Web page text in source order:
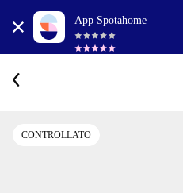
App Spotahome
CONTROLLATO